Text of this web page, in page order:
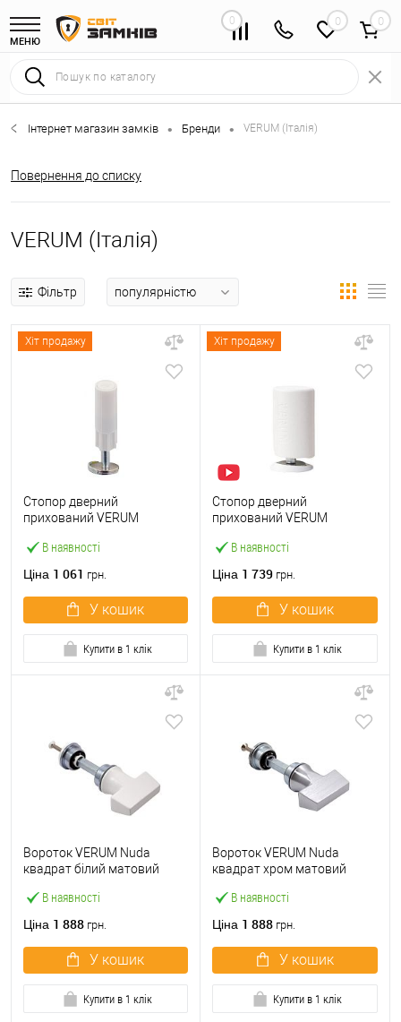
МЕНЮ
0 0
Інтернет магазин замків • Бренди • VERUM (Італія)
Повернення до списку
VERUM (Італія)
Фільтр
Хіт продажу
В наявності
Стопор дверний
прихований VERUM
Ціна 1 061 грн.
У кошик
Купити в 1 клік
Хіт продажу
В наявності
Стопор дверний
прихований VERUM
Ціна 1 739 грн.
У кошик
Купити в 1 клік
В наявності
Вороток VERUM Nuda
квадрат білий матовий
Ціна 1 888 грн.
У кошик
Купити в 1 клік
В наявності
Вороток VERUM Nuda
квадрат хром матовий
Ціна 1 888 грн.
У кошик
Купити в 1 клік